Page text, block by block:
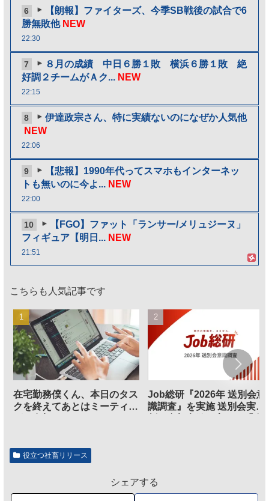
6
【朗報】ファイターズ、今季SB戦後の試合で6
勝無敗他 NEW
22:30
7
８月の成績 中日６勝１敗 横浜６勝１敗 絶
好調２チームがＡク... NEW
22:15
8
伊達政宗さん、特に実績ないのになぜか人気他
NEW
22:06
9
【悲報】1990年代ってスマホもインターネッ
トも無いのに今よ... NEW
22:00
10
【FGO】ファット「ランサー/メリュジーヌ」
フィギュア【明日... NEW
21:51
こちらも人気記事です
在宅勤務僕くん、本日のタス
クを終えてあとはミーティン
Job総研『2026年 送別会意
識調査』を実施 送別会実施
役立つ社畜リリース
シェアする